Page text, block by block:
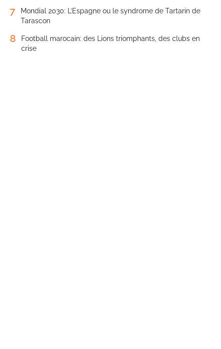
7
Mondial 2030: L’Espagne ou le syndrome de Tartarin de
Tarascon
8
Football marocain: des Lions triomphants, des clubs en
crise